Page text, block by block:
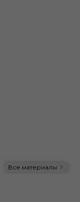
Все материалы